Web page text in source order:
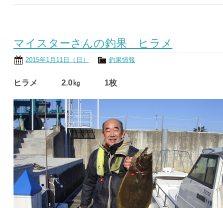
マイスターさんの釣果 ヒラメ
2015年1月11日（日） 釣果情報
ヒラメ 2.0㎏ 1枚